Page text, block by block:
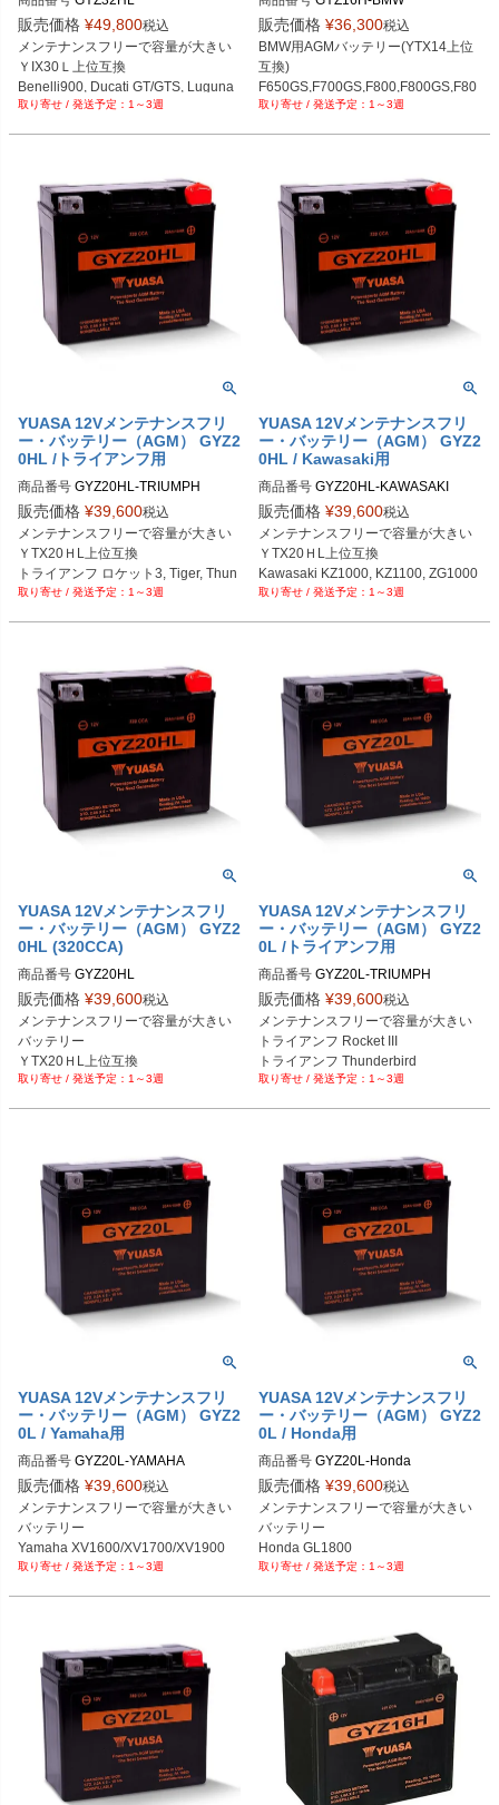
販売価格 ¥49,800税込
メンテナンスフリーで容量が大きい
ＹIX30Ｌ上位互換
Benelli900, Ducati GT/GTS, Luguna
Seca 他
1～3週
販売価格 ¥36,300税込
BMW用AGMバッテリー(YTX14上位
互換)
F650GS,F700GS,F800,F800GS,F80
0GT,F800R
1～3週
YUASA 12Vメンテナンスフリ
ー・バッテリー（AGM） GYZ2
0HL /トライアンフ用
商品番号
販売価格 ¥39,600税込
メンテナンスフリーで容量が大きい
ＹTX20ＨL上位互換
トライアンフ ロケット3, Tiger, Thun
derbird, Trophy
1～3週
YUASA 12Vメンテナンスフリ
ー・バッテリー（AGM） GYZ2
0HL / Kawasaki用
商品番号
販売価格 ¥39,600税込
メンテナンスフリーで容量が大きい
ＹTX20ＨL上位互換
Kawasaki KZ1000, KZ1100, ZG1000
A
1～3週
YUASA 12Vメンテナンスフリ
ー・バッテリー（AGM） GYZ2
0HL (320CCA)
商品番号
販売価格 ¥39,600税込
メンテナンスフリーで容量が大きい
バッテリー
ＹTX20ＨL上位互換
1～3週
YUASA 12Vメンテナンスフリ
ー・バッテリー（AGM） GYZ2
0L /トライアンフ用
商品番号 GYZ20L-TRIUMPH
販売価格 ¥39,600税込
メンテナンスフリーで容量が大きい
トライアンフ Rocket III
トライアンフ Thunderbird
1～3週
YUASA 12Vメンテナンスフリ
ー・バッテリー（AGM） GYZ2
0L / Yamaha用
商品番号
販売価格 ¥39,600税込
メンテナンスフリーで容量が大きい
バッテリー
Yamaha XV1600/XV1700/XV1900
Yamaha XVS1300/XVZ1300
1～3週
YUASA 12Vメンテナンスフリ
ー・バッテリー（AGM） GYZ2
0L / Honda用
商品番号 GYZ20L-Honda
販売価格 ¥39,600税込
メンテナンスフリーで容量が大きい
バッテリー
Honda GL1800
Honda NRX1800 1～3週